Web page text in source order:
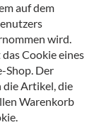
auf dem
wird.
Cookie eines
Shop. Der
die Artikel, die
Warenkorb